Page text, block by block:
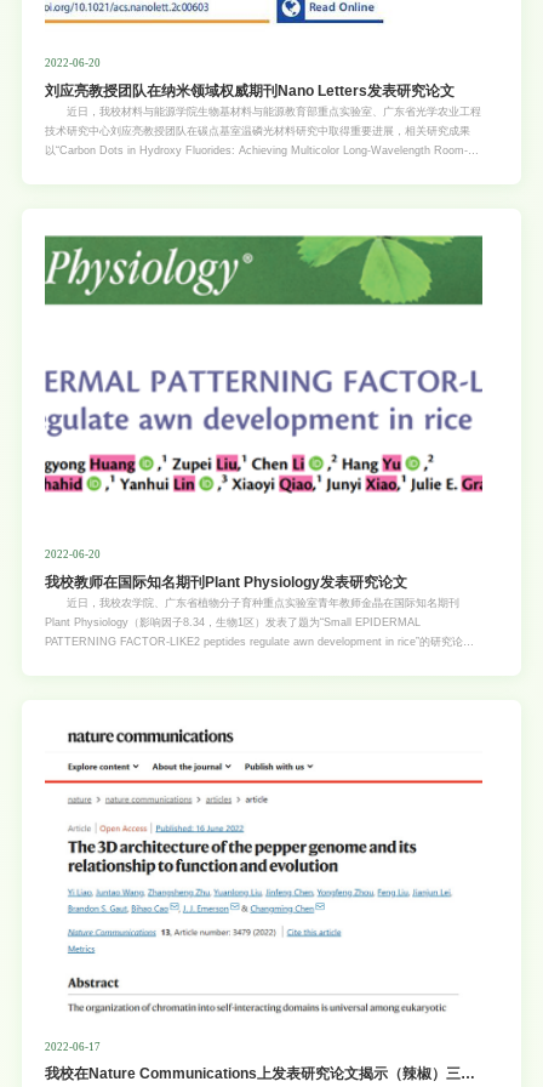
2022-06-20
刘应亮教授团队在纳米领域权威期刊Nano Letters发表研究论文
近日，我校材料与能源学院生物基材料与能源教育部重点实验室、广东省光学农业工程
技术研究中心刘应亮教授团队在碳点基室温磷光材料研究中取得重要进展，相关研究成果
以“Carbon Dots in Hydroxy Fluorides: Achieving Multicolor Long-Wavelength Room-
应亮教授和香港理工大学黄维扬教授为共同通讯作者。 碳点（CDs）作为一种新兴的
碳基发光材料，在发光领域引起了广泛的研究兴趣。近年来，CDs的室温磷光（RTP）性
能备受关注。一些现有的策略已被用于制备具有优异性能的CD
2022-06-20
我校教师在国际知名期刊Plant Physiology发表研究论文
近日，我校农学院、广东省植物分子育种重点实验室青年教师金晶在国际知名期刊
Plant Physiology（影响因子8.34，生物1区）发表了题为“Small EPIDERMAL
PATTERNING FACTOR-LIKE2 peptides regulate awn development in rice”的研究论文
素是植物中一类重要的多肽家族，参与调控气孔、颖花和芒的发育。然而，水稻EPF/EPFL
中EPF/EPFL家族小肽成员在水稻芒
2022-06-17
我校在Nature Communications上发表研究论文揭示（辣椒）三维